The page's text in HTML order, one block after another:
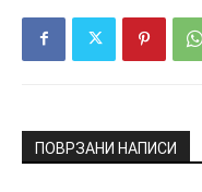
ПОВРЗАНИ НАПИСИ